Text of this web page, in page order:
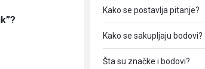
Kako se postavlja pitanje?
Kako se sakupljaju bodovi?
Šta su značke i bodovi?